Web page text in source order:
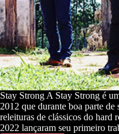
Stay Strong A Stay Strong é
2012 que durante boa parte de
releituras de clássicos do hard
2022 lançaram seu primeiro